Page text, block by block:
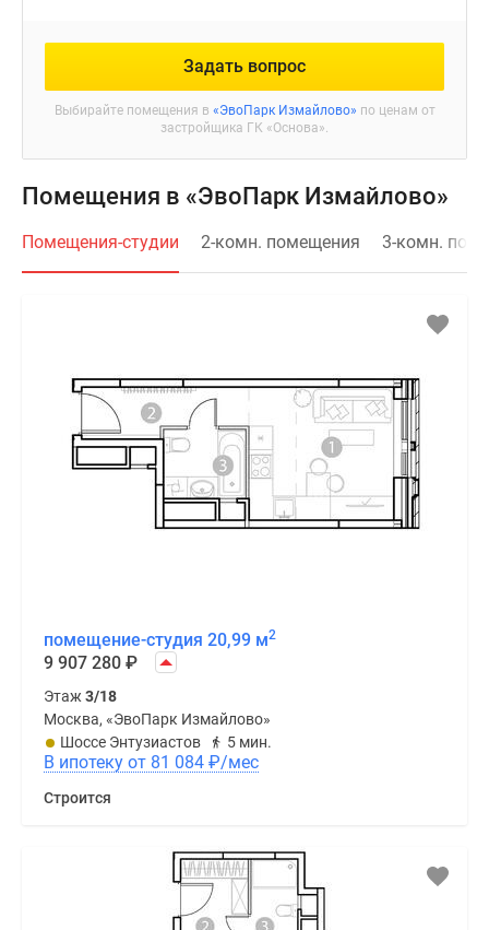
Задать вопрос
Выбирайте помещения в «ЭвоПарк Измайлово» по ценам от
застройщика ГК «Основа».
Помещения в «ЭвоПарк Измайлово»
Помещения-студии 2-комн. помещения 3-комн.
помещение-студия 20,99 м2
9 907 280 ₽
Этаж 3/18
Москва, «ЭвоПарк Измайлово»
Шоссе Энтузиастов
5 мин.
В ипотеку от 81 084 ₽/мес
Строится